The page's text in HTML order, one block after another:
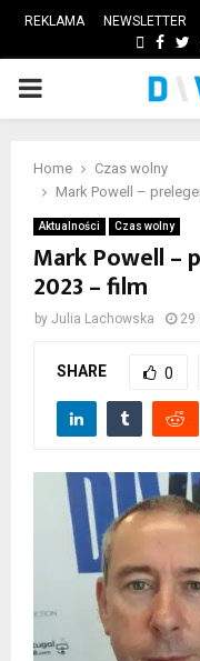
REKLAMA NEWSLETTER
PRIMARY
Home
Czas wolny
Mark Powell –
Aktualności Czas wolny
Mark Powell –
2023 – film
by Julia Lachowska 29
SHARE 0